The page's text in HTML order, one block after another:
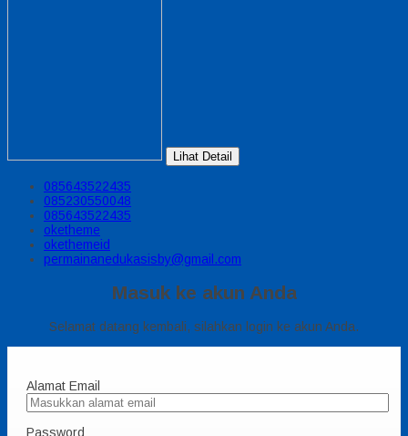
Lihat Detail
085643522435
085230550048
085643522435
oketheme
okethemeid
permainanedukasisby@gmail.com
Masuk ke akun Anda
Selamat datang kembali, silahkan login ke akun Anda.
Alamat Email
Password